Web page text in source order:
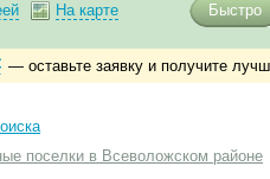
На карте Быстро
— оставьте заявку и получите
поселки в Всеволожском районе